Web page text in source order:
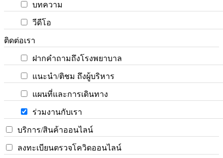
บทความ
วีดีโอ
ติดต่อเรา
ฝากคำถามถึงโรงพยาบาล
แนะนำ/ติชม ถึงผู้บริหาร
แผนที่และการเดินทาง
ร่วมงานกับเรา
บริการ/สินค้าออนไลน์
ลงทะเบียนตรวจโควิดออนไลน์